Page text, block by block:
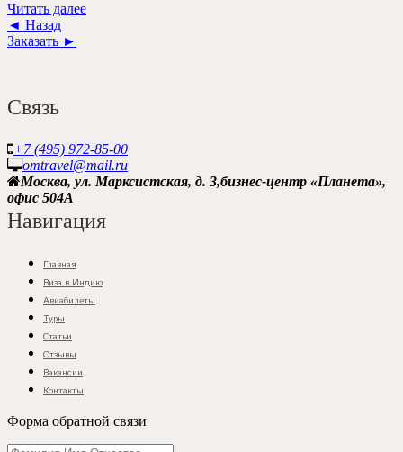
Читать далее
◄ Назад
Заказать ►
Связь
+7 (495) 972-85-00
omtravel@mail.ru
Москва, ул. Марксистская, д. 3,бизнес-центр «Планета»,
офис 504A
Навигация
Главная
Виза в Индию
Авиабилеты
Туры
Статьи
Отзывы
Вакансии
Контакты
Форма обратной связи